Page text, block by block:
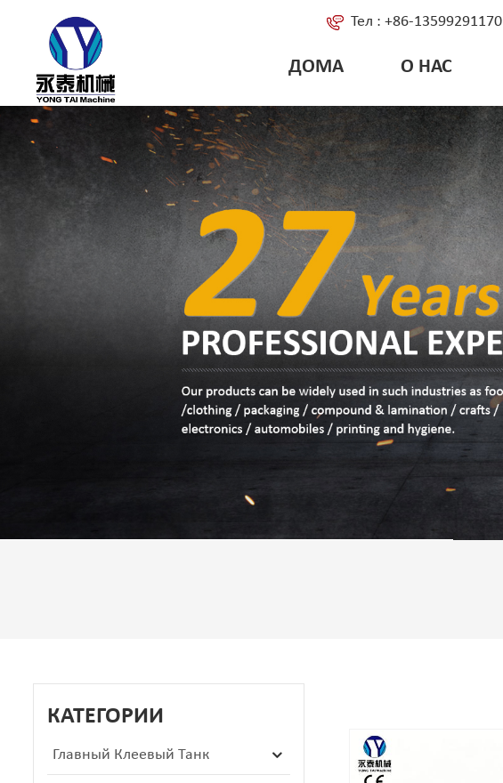
Тел : +86-13599291170
ДОМА О НАС
КАТЕГОРИИ
Главный Клеевый Танк